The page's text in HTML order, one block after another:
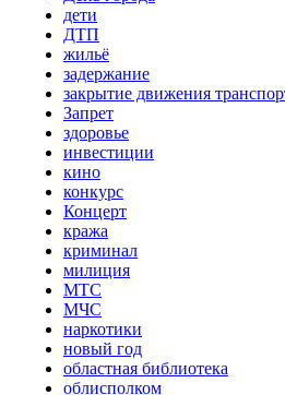
дети
ДТП
жильё
задержание
закрытие движения
Запрет
здоровье
инвестиции
кино
конкурс
Концерт
кража
криминал
милиция
МТС
МЧС
наркотики
новый год
областная библиотека
облисполком